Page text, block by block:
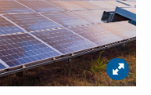
Bild